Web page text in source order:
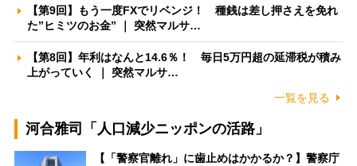
【第9回】もう一度FXでリベンジ！ 種銭は差し押さえを免れ
た”ヒミツのお金” ｜ 突然マルサ…
【第8回】年利はなんと14.6％！ 毎日5万円超の延滞税が積み
上がっていく ｜ 突然マルサ…
一覧を見る
河合雅司「人口減少ニッポンの活路」
【「警察官離れ」に歯止めはかかるか？】警察庁